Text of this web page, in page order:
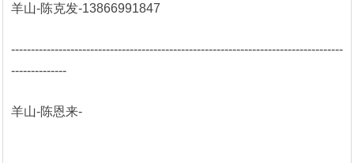
羊山-陈克发-13866991847
------------------------------------------------------------------------------------
--------------
羊山-陈恩来-